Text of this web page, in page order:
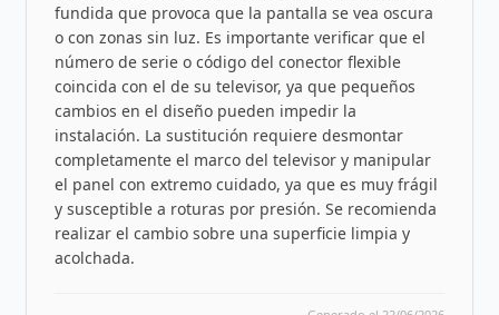
fundida que provoca que la pantalla se vea oscura
o con zonas sin luz. Es importante verificar que el
número de serie o código del conector flexible
coincida con el de su televisor, ya que pequeños
cambios en el diseño pueden impedir la
instalación. La sustitución requiere desmontar
completamente el marco del televisor y manipular
el panel con extremo cuidado, ya que es muy frágil
y susceptible a roturas por presión. Se recomienda
realizar el cambio sobre una superficie limpia y
acolchada.